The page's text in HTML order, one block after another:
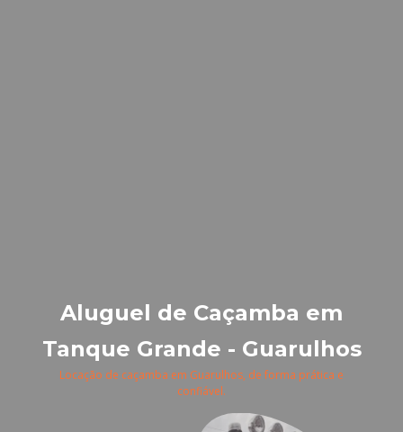
Aluguel de Caçamba em
Tanque Grande - Guarulhos
Locação de caçamba em Guarulhos, de forma prática e
confiável.